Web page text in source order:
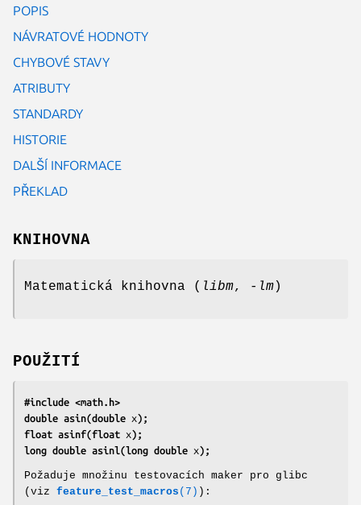
POPIS
NÁVRATOVÉ HODNOTY
CHYBOVÉ STAVY
ATRIBUTY
STANDARDY
HISTORIE
DALŠÍ INFORMACE
PŘEKLAD
KNIHOVNA
Matematická knihovna ( libm, -lm)
POUŽITÍ
#include <math.h>
double asin(double x);
float asinf(float x);
long double asinl(long double x);
Požaduje množinu testovacích maker pro glibc
(viz feature_test_macros (7) ):